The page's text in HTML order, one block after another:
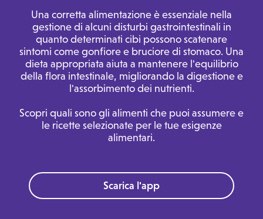
Una corretta alimentazione è essenziale nella
gestione di alcuni disturbi gastrointestinali in
quanto determinati cibi possono scatenare
sintomi come gonfiore e bruciore di stomaco. Una
dieta appropriata aiuta a mantenere l'equilibrio
della flora intestinale, migliorando la digestione e
l'assorbimento dei nutrienti.
Scopri quali sono gli alimenti che puoi assumere e
le ricette selezionate per le tue esigenze
alimentari.
Scarica l'app